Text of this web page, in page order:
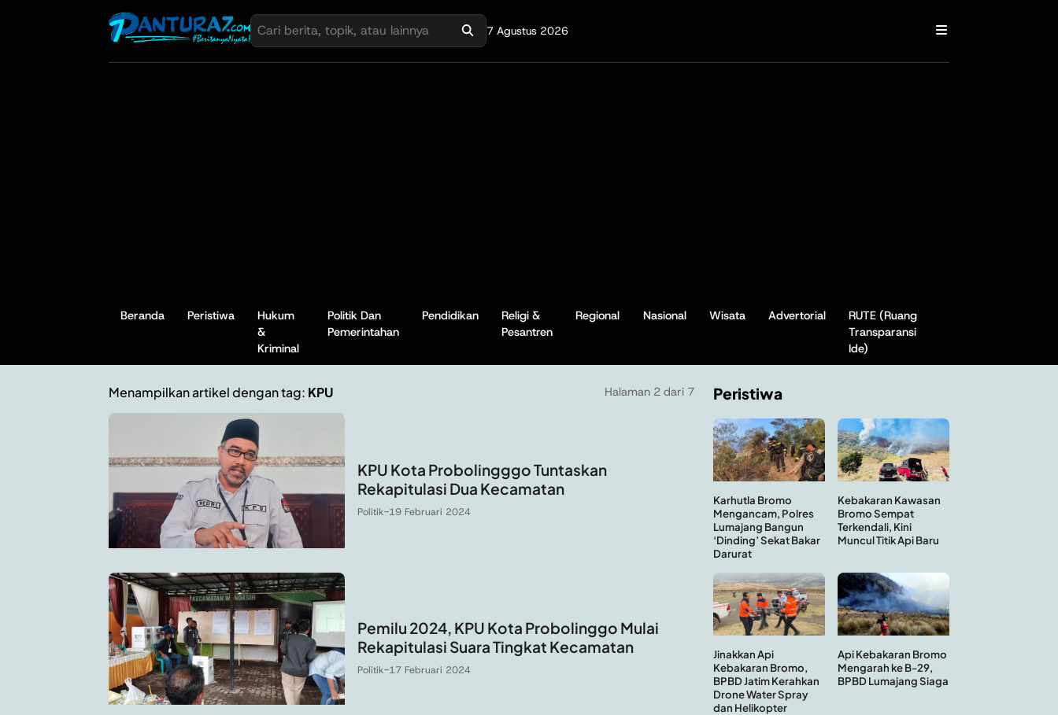
7 Agustus 2026
Beranda Peristiwa
Hukum
&
Kriminal
Politik Dan
Pemerintahan
Pendidikan
Religi &
Pesantren
Regional Nasional Wisata Advertorial
RUTE (Ruang
Transparansi
Ide)
Menampilkan artikel dengan tag: KPU Halaman 2 dari 7
KPU Kota Probolingggo Tuntaskan
Rekapitulasi Dua Kecamatan
Politik-19 Februari 2024
Pemilu 2024, KPU Kota Probolinggo Mulai
Rekapitulasi Suara Tingkat Kecamatan
Politik-17 Februari 2024
Peristiwa
Karhutla Bromo
Mengancam, Polres
Lumajang Bangun
‘Dinding’ Sekat Bakar
Darurat
Kebakaran Kawasan
Bromo Sempat
Terkendali, Kini
Muncul Titik Api Baru
Jinakkan Api
Kebakaran Bromo,
BPBD Jatim Kerahkan
Drone Water Spray
dan Helikopter
Api Kebakaran Bromo
Mengarah ke B-29,
BPBD Lumajang Siaga